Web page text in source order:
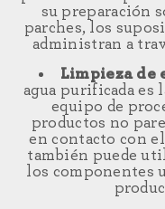
su preparación
parches, los
administran a
Limpieza de
agua purificada es
equipo de
productos no
en contacto con
también puede
los componentes